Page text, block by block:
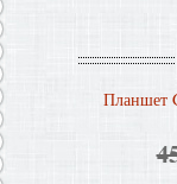
Планшет